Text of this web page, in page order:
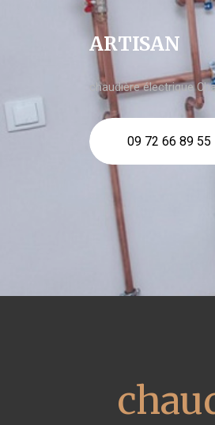
ARTISAN
chaudière électrique
09 72 66 89 55